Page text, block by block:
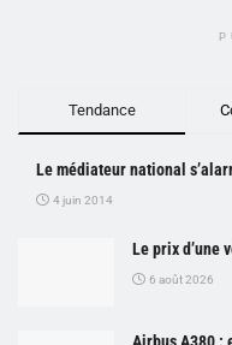
Tendance
Le médiateur national
4 juin 2014
Le prix d’une
6 août 2026